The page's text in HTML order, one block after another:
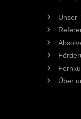
Unser
Über